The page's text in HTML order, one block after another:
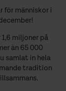
för människor i
miljoner på
än 65 000
samlat in hela
tradition